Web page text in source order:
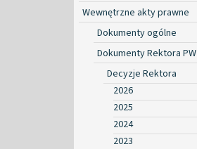
Wewnętrzne akty prawne
Dokumenty ogólne
Dokumenty Rektora PW
Decyzje Rektora
2026
2025
2024
2023